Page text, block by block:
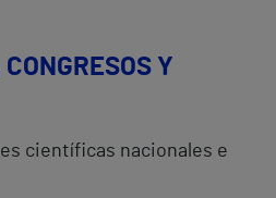
Y
científicas nacionales e